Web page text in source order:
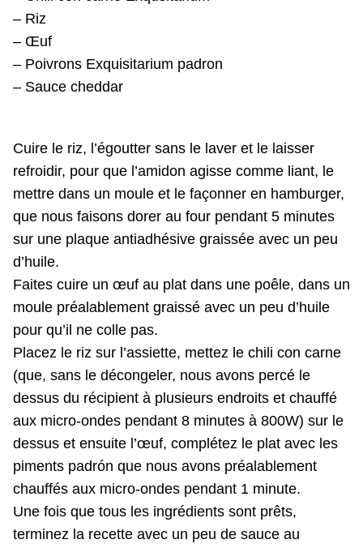
– Riz
– Œuf
– Poivrons Exquisitarium padron
– Sauce cheddar
Cuire le riz, l’égoutter sans le laver et le laisser
refroidir, pour que l’amidon agisse comme liant, le
mettre dans un moule et le façonner en hamburger,
que nous faisons dorer au four pendant 5 minutes
sur une plaque antiadhésive graissée avec un peu
d’huile.
Faites cuire un œuf au plat dans une poêle, dans un
moule préalablement graissé avec un peu d’huile
pour qu’il ne colle pas.
Placez le riz sur l’assiette, mettez le chili con carne
(que, sans le décongeler, nous avons percé le
dessus du récipient à plusieurs endroits et chauffé
aux micro-ondes pendant 8 minutes à 800W) sur le
dessus et ensuite l’œuf, complétez le plat avec les
piments padrón que nous avons préalablement
chauffés aux micro-ondes pendant 1 minute.
Une fois que tous les ingrédients sont prêts,
terminez la recette avec un peu de sauce au